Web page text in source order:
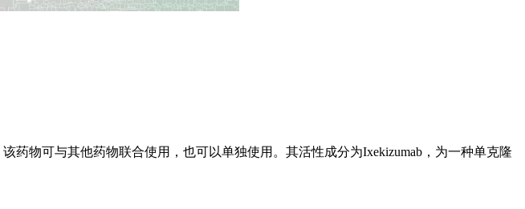
药物可与其他药物联合使用，也可以单独使用。其活性成分为Ixekizumab，为一种单克隆